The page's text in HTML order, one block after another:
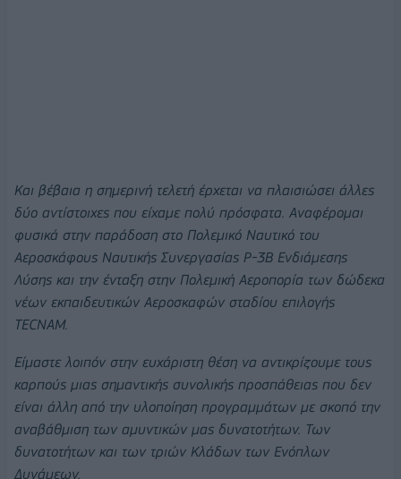
Και βέβαια η σημερινή τελετή έρχεται να πλαισιώσει άλλες
δύο αντίστοιχες που είχαμε πολύ πρόσφατα. Αναφέρομαι
φυσικά στην παράδοση στο Πολεμικό Ναυτικό του
Αεροσκάφους Ναυτικής Συνεργασίας P-3B Ενδιάμεσης
Λύσης και την ένταξη στην Πολεμική Αεροπορία των δώδεκα
νέων εκπαιδευτικών Αεροσκαφών σταδίου επιλογής
TECNAM.
Είμαστε λοιπόν στην ευχάριστη θέση να αντικρίζουμε τους
καρπούς μιας σημαντικής συνολικής προσπάθειας που δεν
είναι άλλη από την υλοποίηση προγραμμάτων με σκοπό την
αναβάθμιση των αμυντικών μας δυνατοτήτων. Των
δυνατοτήτων και των τριών Κλάδων των Ενόπλων
Δυνάμεων.